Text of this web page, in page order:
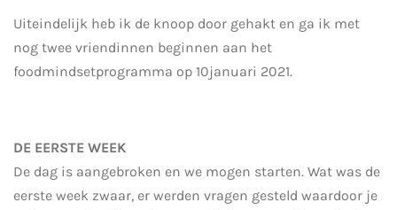
Uiteindelijk heb ik de knoop door gehakt en ga ik met
nog twee vriendinnen beginnen aan het
foodmindsetprogramma op 10januari 2021.
DE EERSTE WEEK
De dag is aangebroken en we mogen starten. Wat was de
eerste week zwaar, er werden vragen gesteld waardoor je